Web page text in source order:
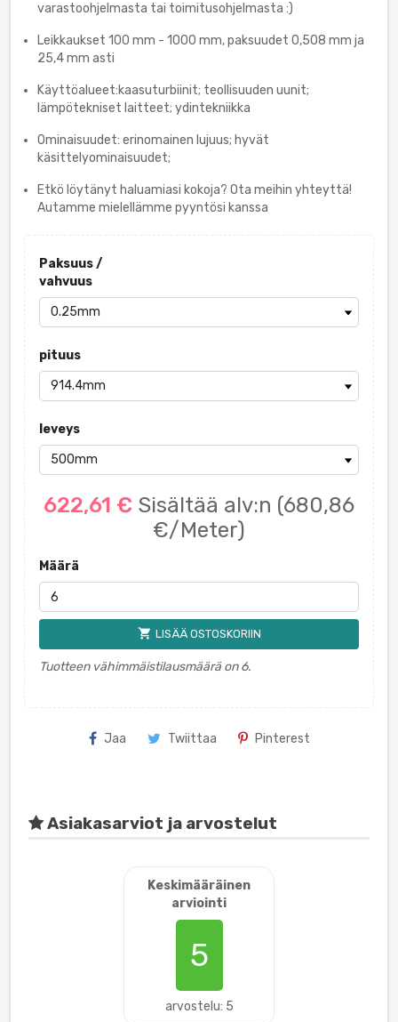
varastoohjelmasta tai toimitusohjelmasta :)
Leikkaukset 100 mm - 1000 mm, paksuudet 0,508 mm ja
25,4 mm asti
Käyttöalueet:kaasuturbiinit; teollisuuden uunit;
lämpötekniset laitteet; ydintekniikka
Ominaisuudet: erinomainen lujuus; hyvät
käsittelyominaisuudet;
Etkö löytänyt haluamiasi kokoja? Ota meihin yhteyttä!
Autamme mielellämme pyyntösi kanssa
Paksuus /
vahvuus
pituus
leveys
622,61 € Sisältää alv:n (680,86
€/Meter)
Määrä
shopping_cart LISÄÄ OSTOSKORIIN
Tuotteen vähimmäistilausmäärä on 6.
Jaa Twiittaa Pinterest
Asiakasarviot ja arvostelut
Keskimääräinen
arviointi
5
arvostelu: 5